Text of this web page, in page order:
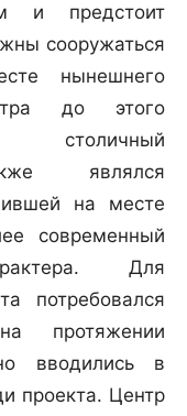
и предстоит
сооружаться
нынешнего
до этого
столичный
являлся
на месте
современный
Для
потребовался
протяжении
вводились в
проекта. Центр